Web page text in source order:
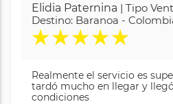
Elidia Paternina | Tipo
Destino: Baranoa -
★★★★★
Realmente el servicio es
tardó mucho en llegar y
condiciones